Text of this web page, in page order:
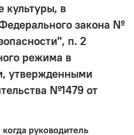
культуры, в
закона №
п. 2
режима в
утвержденными
№1479 от
руководитель